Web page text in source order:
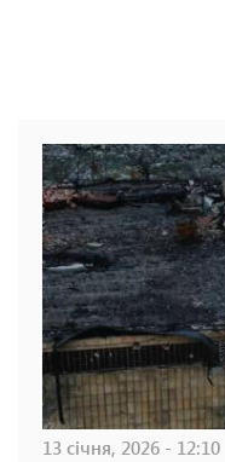
13 січня, 2026 - 12:10